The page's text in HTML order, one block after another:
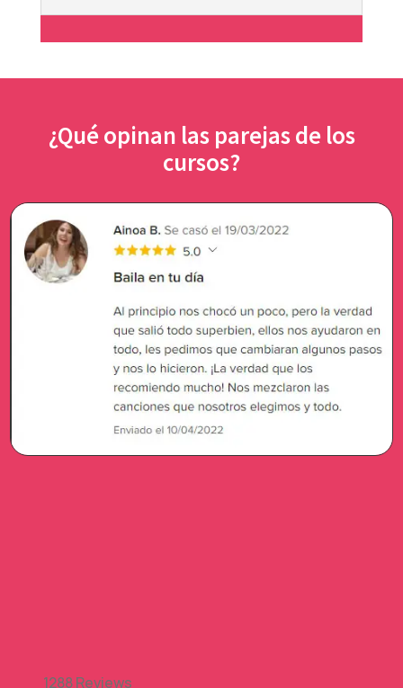
¿Qué opinan las parejas de los
cursos?
1288 Reviews